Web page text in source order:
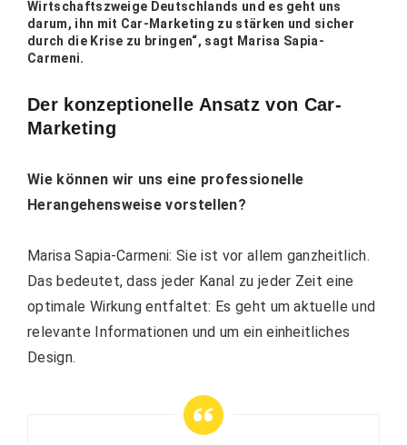
Wirtschaftszweige Deutschlands und es geht uns
darum, ihn mit Car-Marketing zu stärken und sicher
durch die Krise zu bringen“, sagt Marisa Sapia-
Carmeni.
Der konzeptionelle Ansatz von Car-
Marketing
Wie können wir uns eine professionelle
Herangehensweise vorstellen?
Marisa Sapia-Carmeni: Sie ist vor allem ganzheitlich.
Das bedeutet, dass jeder Kanal zu jeder Zeit eine
optimale Wirkung entfaltet: Es geht um aktuelle und
relevante Informationen und um ein einheitliches
Design.